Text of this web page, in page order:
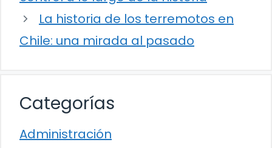
La historia de los terremotos en
Chile: una mirada al pasado
Categorías
Administración